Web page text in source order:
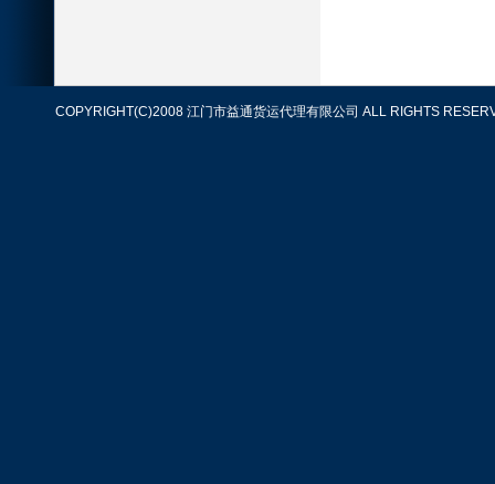
COPYRIGHT(C)2008 江门市益通货运代理有限公司 ALL RIGHTS